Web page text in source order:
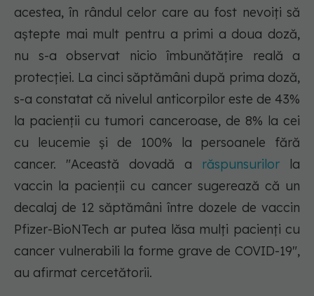
acestea, în rândul celor care au fost nevoiţi să
aştepte mai mult pentru a primi a doua doză,
nu s-a observat nicio îmbunătăţire reală a
protecţiei. La cinci săptămâni după prima doză,
s-a constatat că nivelul anticorpilor este de 43%
la pacienţii cu tumori canceroase, de 8% la cei
cu leucemie şi de 100% la persoanele fără
cancer. "Această dovadă a răspunsurilor la
vaccin la pacienţii cu cancer sugerează că un
decalaj de 12 săptămâni între dozele de vaccin
Pfizer-BioNTech ar putea lăsa mulţi pacienţi cu
cancer vulnerabili la forme grave de COVID-19",
au afirmat cercetătorii.